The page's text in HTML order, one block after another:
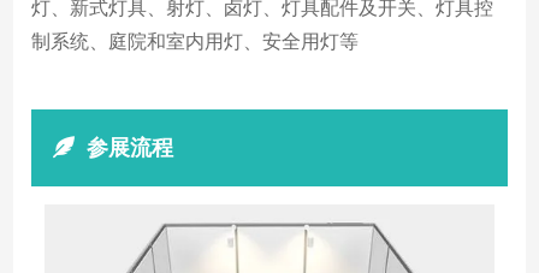
灯、新式灯具、射灯、卤灯、灯具配件及开关、灯具控
制系统、庭院和室内用灯、安全用灯等
参展流程